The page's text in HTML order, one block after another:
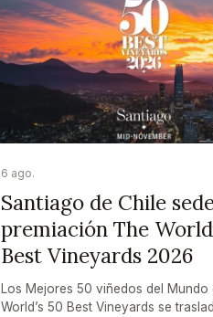
6 ago.
Santiago de Chile
premiación The
Best Vineyards 2026
Los Mejores 50 viñedos del Mundo
World’s 50 Best Vineyards se